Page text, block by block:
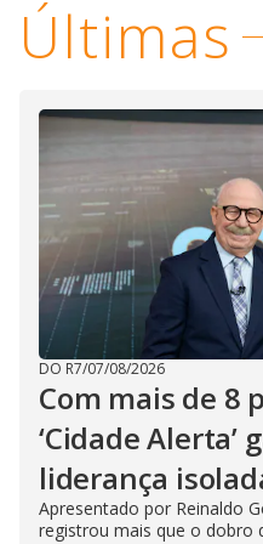
Últimas
DO R7/07/08/2026
Com mais de 8
‘Cidade Alerta’
liderança
Apresentado por Reinaldo
registrou mais que o dobro